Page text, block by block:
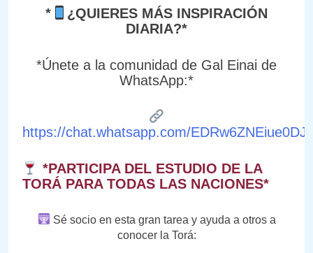
*
¿QUIERES MÁS INSPIRACIÓN
DIARIA?*
*Únete a la comunidad de Gal Einai de
WhatsApp:*
https://chat.whatsapp.com/
*PARTICIPA DEL ESTUDIO DE LA
TORÁ PARA TODAS LAS NACIONES*
Sé socio en esta gran tarea y ayuda a otros a
conocer la Torá: